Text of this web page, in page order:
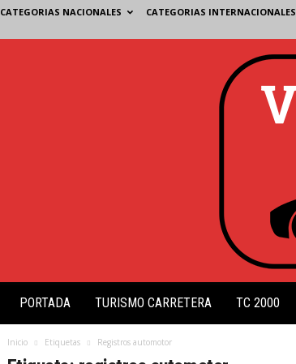
CATEGORIAS NACIONALES CATEGORIAS INTERNACIONALES
PORTADA TURISMO CARRETERA TC 2000
Inicio Etiquetas Registros automotor